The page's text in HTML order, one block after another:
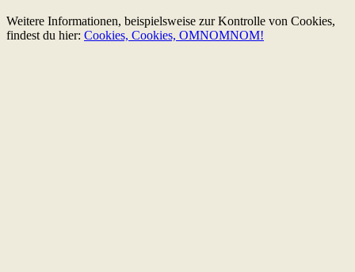
Weitere Informationen, beispielsweise zur Kontrolle von Cookies,
findest du hier: Cookies, Cookies, OMNOMNOM!